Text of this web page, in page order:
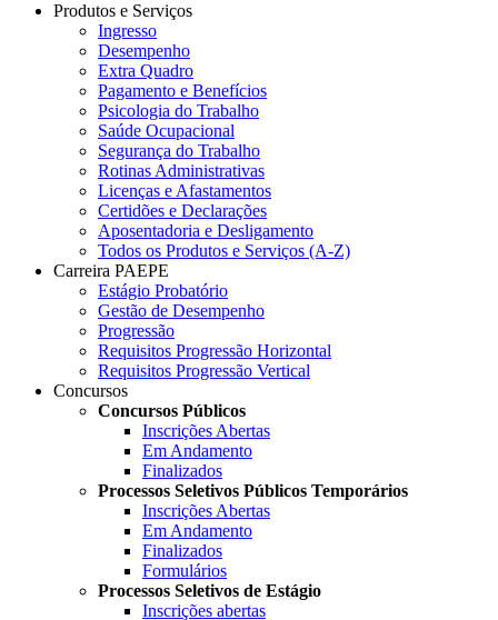
Produtos e Serviços
Ingresso
Desempenho
Extra Quadro
Pagamento e Benefícios
Psicologia do Trabalho
Saúde Ocupacional
Segurança do Trabalho
Rotinas Administrativas
Licenças e Afastamentos
Certidões e Declarações
Aposentadoria e Desligamento
Todos os Produtos e Serviços (A-Z)
Carreira PAEPE
Estágio Probatório
Gestão de Desempenho
Progressão
Requisitos Progressão Horizontal
Requisitos Progressão Vertical
Concursos
Concursos Públicos
Inscrições Abertas
Em Andamento
Finalizados
Processos Seletivos Públicos Temporários
Inscrições Abertas
Em Andamento
Finalizados
Formulários
Processos Seletivos de Estágio
Inscrições abertas